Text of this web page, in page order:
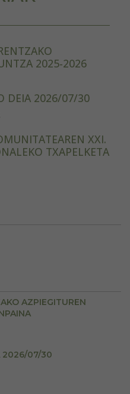
2025-2026
DEIA 2026/07/30
XXI.
TXAPELKETA
AZPIEGITUREN
2026/07/30